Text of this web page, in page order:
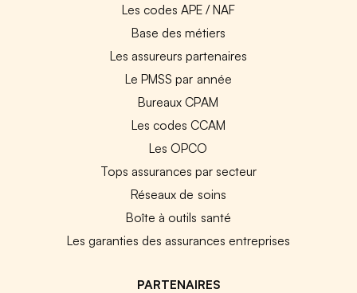
Les codes APE / NAF
Base des métiers
Les assureurs partenaires
Le PMSS par année
Bureaux CPAM
Les codes CCAM
Les OPCO
Tops assurances par secteur
Réseaux de soins
Boîte à outils santé
Les garanties des assurances entreprises
PARTENAIRES